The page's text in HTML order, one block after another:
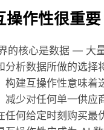
操作性很重要
的核心是数据 — 大
分析数据所做的选择
构建互操作性意味着
减少对任何单一供应
任何给定时刻购买最